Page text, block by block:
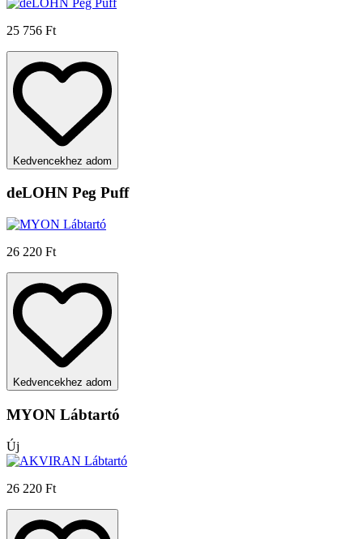
25 756 Ft
Kedvencekhez adom
deLOHN Peg Puff
26 220 Ft
Kedvencekhez adom
MYON Lábtartó
Új
26 220 Ft